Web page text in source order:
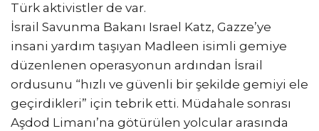
Türk aktivistler de var.
İsrail Savunma Bakanı Israel Katz, Gazze’ye
insani yardım taşıyan Madleen isimli gemiye
düzenlenen operasyonun ardından İsrail
ordusunu “hızlı ve güvenli bir şekilde gemiyi ele
geçirdikleri” için tebrik etti. Müdahale sonrası
Aşdod Limanı’na götürülen yolcular arasında